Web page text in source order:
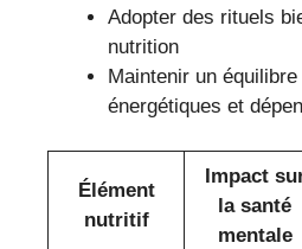
Adopter des rituels
nutrition
Maintenir un
énergétiques et
Élément
nutritif
Impact
la santé
mentale